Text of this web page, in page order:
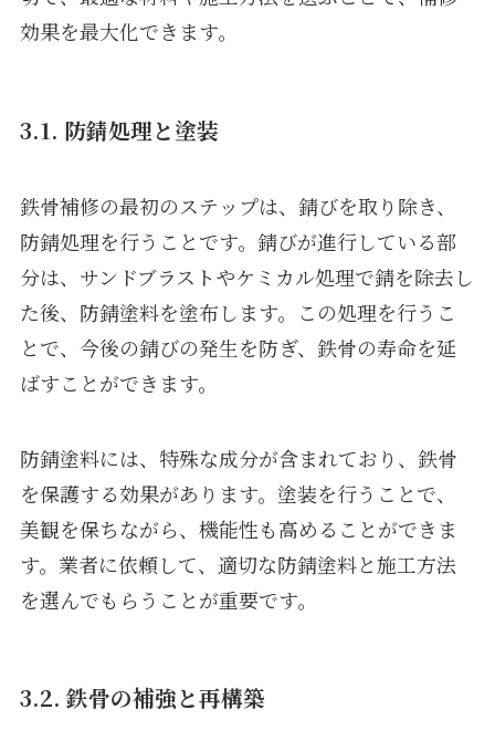
効果を最大化できます。
3.1. 防錆処理と塗装
鉄骨補修の最初のステップは、錆びを取り除き、
防錆処理を行うことです。錆びが進行している部
分は、サンドブラストやケミカル処理で錆を除去し
た後、防錆塗料を塗布します。この処理を行うこ
とで、今後の錆びの発生を防ぎ、鉄骨の寿命を延
ばすことができます。
防錆塗料には、特殊な成分が含まれており、鉄骨
を保護する効果があります。塗装を行うことで、
美観を保ちながら、機能性も高めることができま
す。業者に依頼して、適切な防錆塗料と施工方法
を選んでもらうことが重要です。
3.2. 鉄骨の補強と再構築